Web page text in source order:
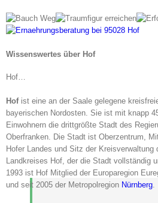
Wissenswertes über Hof
Hof…
Hofist eine an der Saale gelegene
bayerischen Nordosten. Sie ist mit knapp
Einwohnern die drittgrößte Stadt des
Oberfranken. Die Stadt ist Oberzentrum,
Hofer Landes und Sitz der Kreisverwaltung
Landkreises Hof, der die Stadt vollständig
1993 ist Hof Mitglied der Europaregion
und seit 2005 der Metropolregion Nürnberg